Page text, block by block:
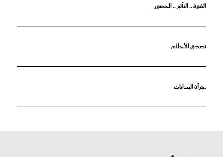
القوة .. التأثير .. الحضور
تصدق الأحلام
جرأة البدايات